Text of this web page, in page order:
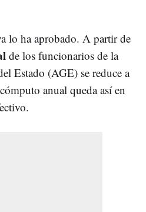
lo ha aprobado. A partir de
de los funcionarios de la
Estado (AGE) se reduce a
anual queda así en